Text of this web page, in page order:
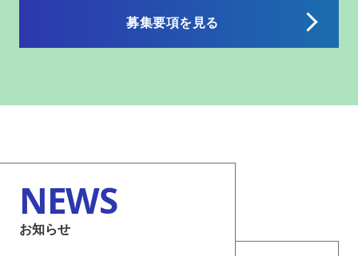
募集要項を見る
NEWS
お知らせ